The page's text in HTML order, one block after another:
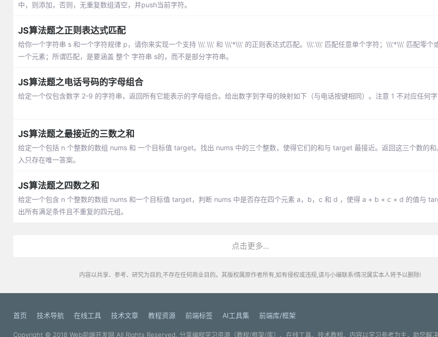
中，则添加，否则，无重复数组清空，并push当前字符。
JS算法题之正则表达式匹配
给你一个字符串 s 和一个字符规律 p，请你来实现一个支持 \\\'.\\\' 和 \\\'*\\\' 的正则表达式匹配。\\\'.\\\' 匹配任意单个字符；\\\'*\\\' 匹配零个
一个元素；所谓匹配，是要涵盖 整个 字符串 s的，而不是部分字符串。
JS算法题之电话号码的字母组合
给定一个仅包含数字 2-9 的字符串，返回所有它能表示的字母组合。给出数字到字母的映射如下（与电话按键相同）。注意 1 不对应任何字
JS算法题之最接近的三数之和
给定一个包括 n 个整数的数组 nums 和 一个目标值 target。找出 nums 中的三个整数，使得它们的和与 target 最接近。返回这三个数的
入只存在唯一答案。
JS算法题之四数之和
给定一个包含 n 个整数的数组 nums 和一个目标值 target，判断 nums 中是否存在四个元素 a，b，c 和 d ，使得 a + b + c + d 的值与
出所有满足条件且不重复的四元组。
点击更多...
内容以共享、参考、研究为目的,不存在任何商业目的。其版权属原作者所有,如有侵权或违规,请与小编联系!情况属实本人将予以删除!
首页 技术导航 在线工具 技术文章 教程资源 前端标签 AI工具集 前端库/框架
Copyright © 2018 Web前端开发网 All Rights Reserved. 分享编程学习资源（教程/框架/库）、在线工具、技术教程、内容以学习参考为主，助您解决